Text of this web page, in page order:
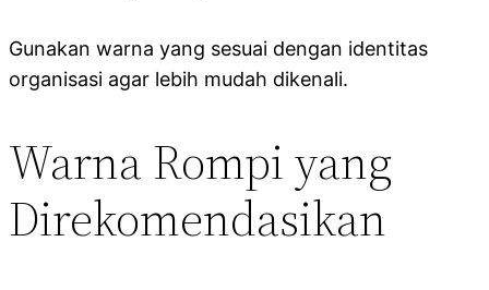
Gunakan warna yang sesuai dengan identitas
organisasi agar lebih mudah dikenali.
Warna Rompi yang
Direkomendasikan